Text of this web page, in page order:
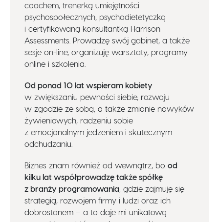
coachem, trenerką umiejętności
psychospołecznych, psychodietetyczką
i certyfikowaną konsultantką Harrison
Assessments. Prowadzę swój gabinet, a także
sesje on-line, organizuję warsztaty, programy
online i szkolenia.
Od ponad 10 lat wspieram kobiety
w zwiększaniu pewności siebie, rozwoju
w zgodzie ze sobą, a także zmianie nawyków
żywieniowych, radzeniu sobie
z emocjonalnym jedzeniem i skutecznym
odchudzaniu.
Biznes znam również od wewnątrz, bo od
kilku lat współprowadzę także spółkę
z branży programowania, gdzie zajmuję się
strategią, rozwojem firmy i ludzi oraz ich
dobrostanem – a to daje mi unikatową